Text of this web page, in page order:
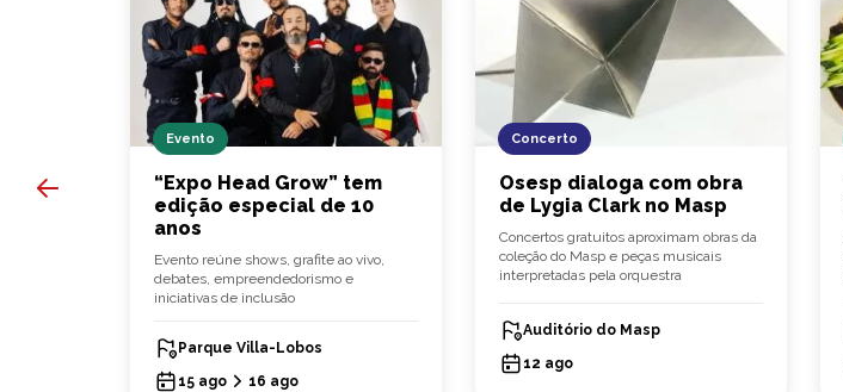
e
Evento
“Expo Head Grow” tem
edição especial de 10
anos
Evento reúne shows, grafite ao vivo,
debates, empreendedorismo e
iniciativas de inclusão
Parque Villa-Lobos
15 ago
16 ago
Concerto
Osesp dialoga com obra
de Lygia Clark no Masp
Concertos gratuitos aproximam obras da
coleção do Masp e peças musicais
interpretadas pela orquestra
Auditório do Masp
12 ago